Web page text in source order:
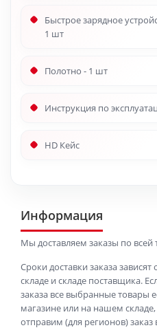
Быстрое зарядное
1 шт
Полотно - 1 шт
Инструкция по
HD Кейс
Информация
Мы доставляем заказы по всей
Сроки доставки заказа
складе и складе поставщика.
заказа все выбранные товары
магазине или на нашем
отправим (для регионов) заказ